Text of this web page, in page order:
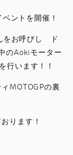
ントを開催！
をお呼びし ド
のAokiモーター
行います！！
MOTOGPの裏
ります！